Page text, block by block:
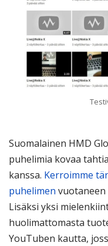
Suomalainen HMD
puhelimia kovaa
kanssa. Kerroimme
puhelimen vuotaneen
Lisäksi yksi
huolimattomasta
YouTuben kautta,